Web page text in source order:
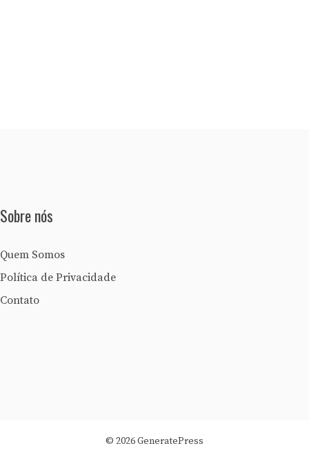
Sobre nós
Quem Somos
Política de Privacidade
Contato
© 2026 GeneratePress